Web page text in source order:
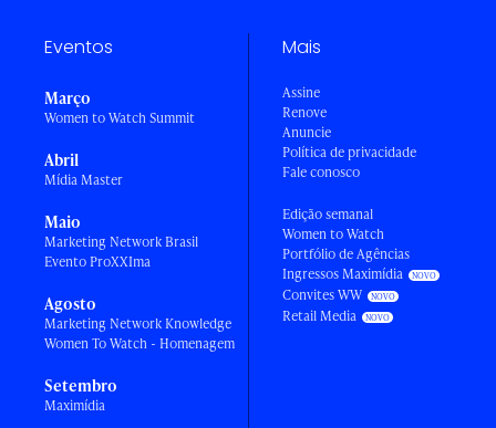
Eventos
Março
Women to Watch Summit
Abril
Mídia Master
Maio
Marketing Network Brasil
Evento ProXXIma
Agosto
Marketing Network Knowledge
Women To Watch - Homenagem
Setembro
Maximídia
Mais
Assine
Renove
Anuncie
Política de privacidade
Fale conosco
Edição semanal
Women to Watch
Portfólio de Agências
Ingressos Maximídia
Convites WW
Retail Media